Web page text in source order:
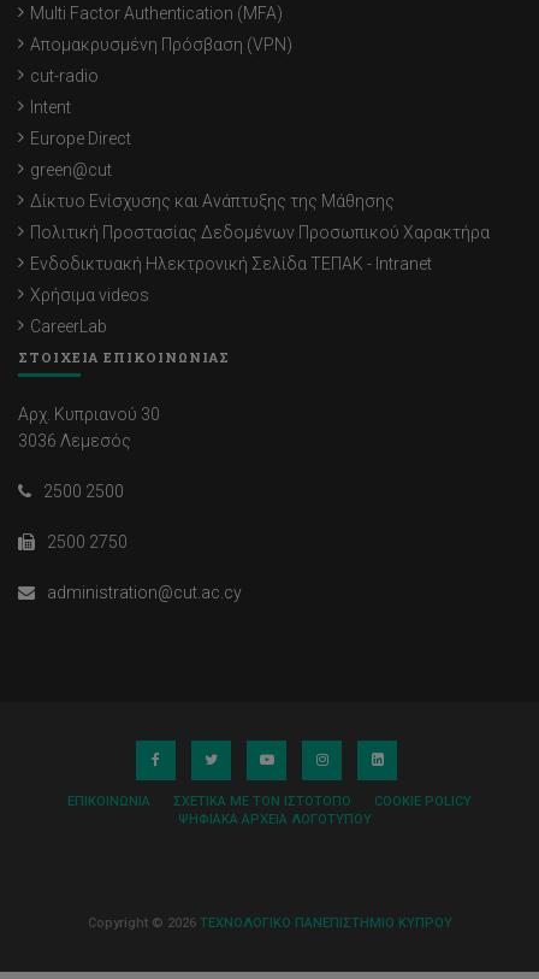
Multi Factor Authentication (MFA)
Απομακρυσμένη Πρόσβαση (VPN)
cut-radio
Intent
Europe Direct
green@cut
Δίκτυο Ενίσχυσης και Ανάπτυξης της Μάθησης
Πολιτική Προστασίας Δεδομένων Προσωπικού Χαρακτήρα
Ενδοδικτυακή Ηλεκτρονική Σελίδα ΤΕΠΑΚ - Intranet
Χρήσιμα videos
CareerLab
ΣΤΟΙΧΕΙΑ ΕΠΙΚΟΙΝΩΝΙΑΣ
Αρχ. Κυπριανού 30
3036 Λεμεσός
2500 2500
2500 2750
administration@cut.ac.cy
ΕΠΙΚΟΙΝΩΝΊΑ ΣΧΕΤΙΚΆ ΜΕ ΤΟΝ ΙΣΤΌΤΟΠΟ
COOKIE POLICY
ΨΗΦΙΑΚΆ ΑΡΧΕΊΑ ΛΟΓΌΤΥΠΟΥ
Copyright © 2026 ΤΕΧΝΟΛΟΓΙΚΟ ΠΑΝΕΠΙΣΤΗΜΙΟ ΚΥΠΡΟΥ